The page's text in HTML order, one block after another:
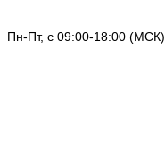
Пн-Пт, с 09:00-18:00 (МСК)